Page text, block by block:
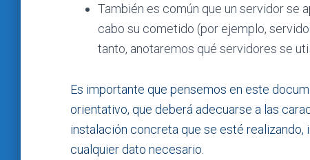
También es común que un servidor se
cabo su cometido (por ejemplo,
tanto, anotaremos qué servidores se
Es importante que pensemos en este
orientativo, que deberá adecuarse a las
instalación concreta que se esté realizando,
cualquier dato necesario.